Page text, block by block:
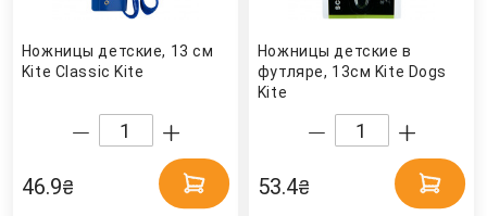
Ножницы детские, 13 см
Kite Classic Kite
46.9₴
Ножницы детские в
футляре, 13см Kite Dogs
Kite
53.4₴